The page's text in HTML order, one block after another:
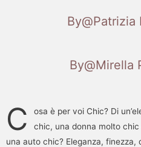
By@Patrizia
By@Mirella
C
osa è per voi Chic? Di
chic, una donna molto
una auto chic? Eleganza,